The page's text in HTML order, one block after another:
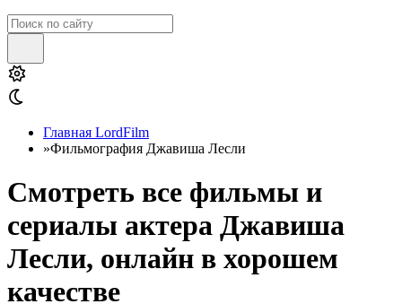
Главная LordFilm
»Фильмография Джавиша Лесли
Смотреть все фильмы и
сериалы актера Джавиша
Лесли, онлайн в хорошем
качестве